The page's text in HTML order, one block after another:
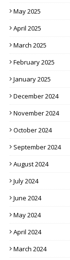
May 2025
April 2025
March 2025
February 2025
January 2025
December 2024
November 2024
October 2024
September 2024
August 2024
July 2024
June 2024
May 2024
April 2024
March 2024